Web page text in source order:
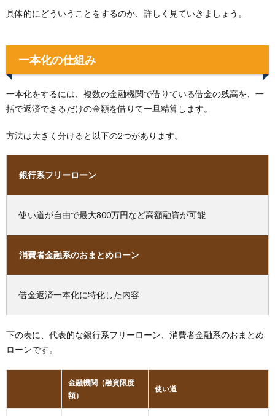
具体的にどういうことをするのか、詳しく見ていきましょう。
一本化の仕組み
一本化をするには、複数の金融機関で借りている借金の残高を、一
括で返済できるだけの金額を借りて一旦精算します。
方法は大きく分けると以下の2つがあります。
銀行系フリーローン
使い道が自由で最大800万円など高額融資が可能
消費者金融系のおまとめローン
借金返済一本化に特化した内容
下の表に、代表的な銀行系フリーローン、消費者金融系のおまとめ
ローンです。
金融機関（融資限度
額）
使い道